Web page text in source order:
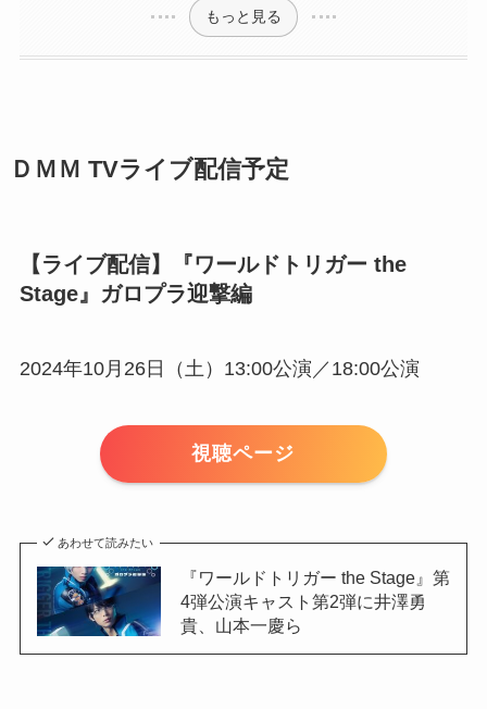
もっと見る
ＤＭＭ TVライブ配信予定
【ライブ配信】『ワールドトリガー the
Stage』ガロプラ迎撃編
2024年10月26日（土）13:00公演／18:00公演
視聴ページ
あわせて読みたい
『ワールドトリガー the Stage』第
4弾公演キャスト第2弾に井澤勇
貴、山本一慶ら